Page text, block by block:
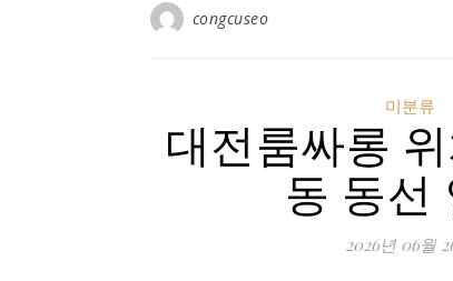
congcuseo
미분류
대전룸싸롱 위
동 동선
2026년 06월